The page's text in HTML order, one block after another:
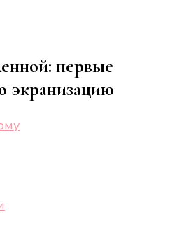
спорте, стиле, отдыхе и
первые
экранизацию